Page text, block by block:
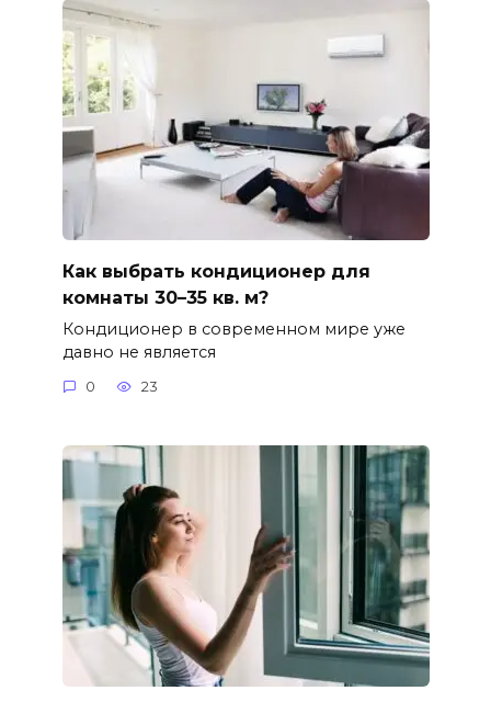
Как выбрать кондиционер для
комнаты 30–35 кв. м?
Кондиционер в современном мире уже
давно не является
0 23